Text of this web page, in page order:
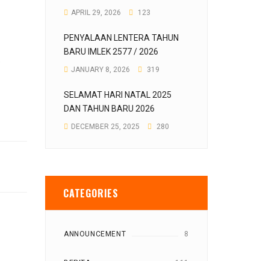
APRIL 29, 2026 123
PENYALAAN LENTERA TAHUN
BARU IMLEK 2577 / 2026
JANUARY 8, 2026 319
SELAMAT HARI NATAL 2025
DAN TAHUN BARU 2026
DECEMBER 25, 2025 280
CATEGORIES
ANNOUNCEMENT 8